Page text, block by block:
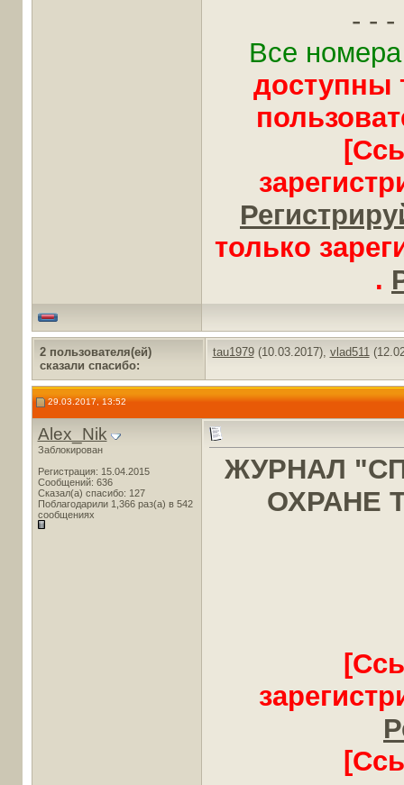
- - -
Все
доступны
только
.
2 пользователя(ей)
сказали cпасибо:
tau1979(10.03.2017), vlad511
29.03.2017, 13:52
Alex_Nik
Заблокирован
Регистрация: 15.04.2015
Сообщений: 636
Сказал(а) спасибо: 127
Поблагодарили 1,366 раз(а) в 542
сообщениях
ЖУРНАЛ
ОХРАНЕ